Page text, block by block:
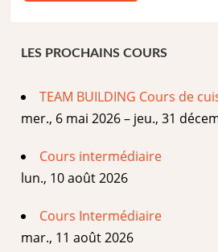
LES PROCHAINS COURS
TEAM BUILDING Cours de
mer., 6 mai 2026 – jeu., 31
Cours intermédiaire
lun., 10 août 2026
Cours Intermédiaire
mar., 11 août 2026